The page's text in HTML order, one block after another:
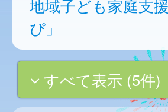
地域子ども家庭支
ぴ」
すべて表示 (5件)